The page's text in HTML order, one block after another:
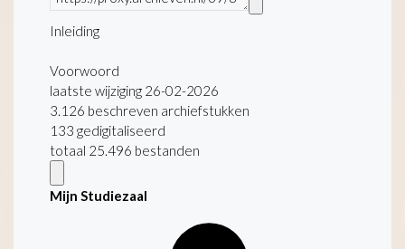
Inleiding
Voorwoord
laatste wijziging 26-02-2026
3.126 beschreven archiefstukken
133 gedigitaliseerd
totaal 25.496 bestanden
Mijn Studiezaal